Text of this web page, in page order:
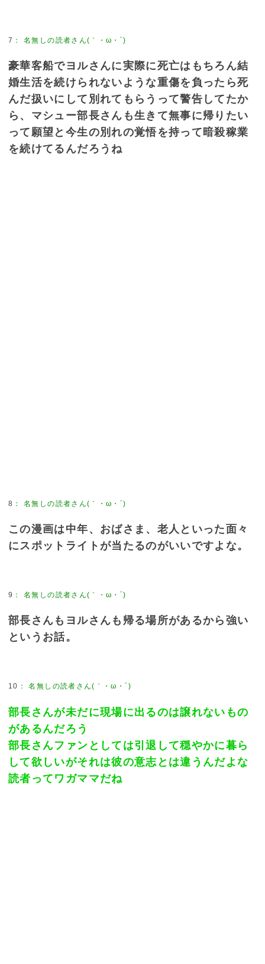
7 ：名無しの読者さん(｀・ω・´)
豪華客船でヨルさんに実際に死亡はもちろん結
婚生活を続けられないような重傷を負ったら死
んだ扱いにして別れてもらうって警告してたか
ら、マシュー部長さんも生きて無事に帰りたい
って願望と今生の別れの覚悟を持って暗殺稼業
を続けてるんだろうね
8 ：名無しの読者さん(｀・ω・´)
この漫画は中年、おばさま、老人といった面々
にスポットライトが当たるのがいいですよな。
9 ：名無しの読者さん(｀・ω・´)
部長さんもヨルさんも帰る場所があるから強い
というお話。
10 ：名無しの読者さん(｀・ω・´)
部長さんが未だに現場に出るのは譲れないもの
があるんだろう
部長さんファンとしては引退して穏やかに暮ら
して欲しいがそれは彼の意志とは違うんだよな
読者ってワガママだね